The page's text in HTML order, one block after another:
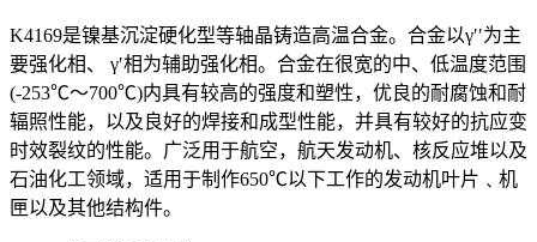
K4169是镍基沉淀硬化型等轴晶铸造高温合金。合金以γ′′为主
要强化相、 γ′相为辅助强化相。合金在很宽的中、低温度范围
(-253℃～700℃)内具有较高的强度和塑性，优良的耐腐蚀和耐
辐照性能，以及良好的焊接和成型性能，并具有较好的抗应变
时效裂纹的性能。广泛用于航空，航天发动机、核反应堆以及
石油化工领域，适用于制作650℃以下工作的发动机叶片﹑机
匣以及其他结构件。